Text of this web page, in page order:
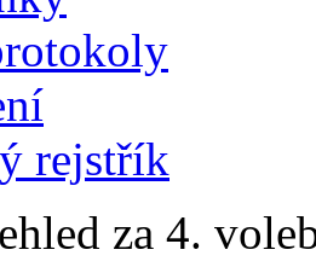
rejstřík
za 4.